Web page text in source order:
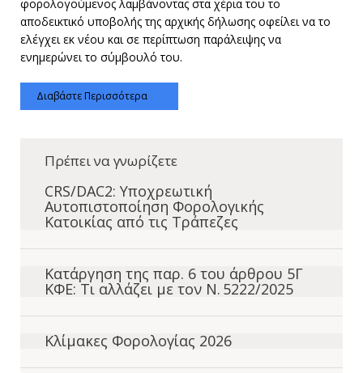
φορολογούμενος λαμβάνοντας στα χέρια του το
αποδεικτικό υποβολής της αρχικής δήλωσης οφείλει να το
ελέγχει εκ νέου και σε περίπτωση παράλειψης να
ενημερώνει το σύμβουλό του.
Διαβάστε Περισσότερα
Πρέπει να γνωρίζετε
CRS/DAC2: Υποχρεωτική
Αυτοπιστοποίηση Φορολογικής
Κατοικίας από τις Τράπεζες
Κατάργηση της παρ. 6 του άρθρου 5Γ
ΚΦΕ: Τι αλλάζει με τον Ν. 5222/2025
Κλίμακες Φορολογίας 2026